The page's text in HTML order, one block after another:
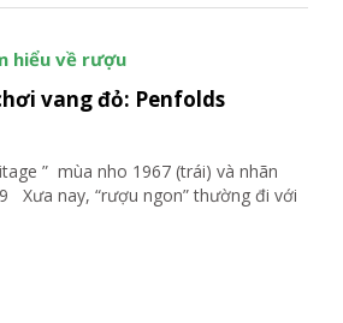
hiểu về rượu
vang đỏ: Penfolds
” mùa nho 1967 (trái) và nhãn
Xưa nay, “rượu ngon” thường đi với